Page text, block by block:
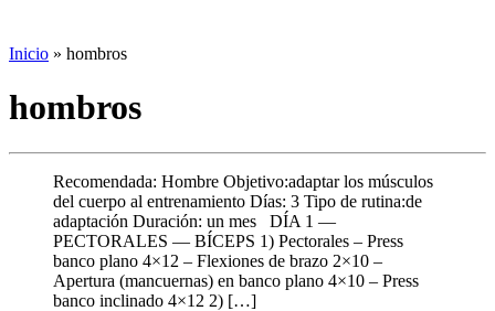
Inicio » hombros
hombros
Recomendada: Hombre Objetivo:adaptar los músculos
del cuerpo al entrenamiento Días: 3 Tipo de rutina:de
adaptación Duración: un mes DÍA 1 —
PECTORALES — BÍCEPS 1) Pectorales – Press
banco plano 4×12 – Flexiones de brazo 2×10 –
Apertura (mancuernas) en banco plano 4×10 – Press
banco inclinado 4×12 2) […]